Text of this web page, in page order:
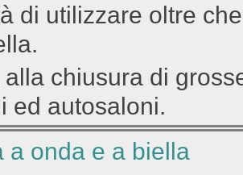
di utilizzare oltre
chiusura di
ed autosaloni.
a onda e a biella